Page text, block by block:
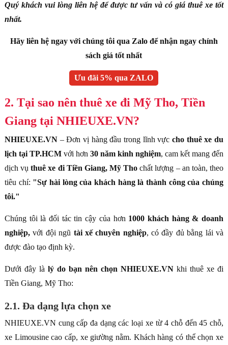
Quý khách vui lòng liên hệ để được tư vấn và có giá thuê xe tốt
nhất.
Hãy liên hệ ngay với chúng tôi qua Zalo để nhận ngay chính
sách giá tốt nhất
Ưu đãi 5% qua ZALO
2. Tại sao nên thuê xe đi Mỹ Tho, Tiền
Giang tại NHIEUXE.VN?
NHIEUXE.VN– Đơn vị hàng đầu trong lĩnh vựccho thuê xe du
lịch tại TP.HCMvới hơn 30 năm kinh nghiệm, cam kết mang đến
dịch vụthuê xe đi Tiền Giang, Mỹ Thochất lượng – an toàn, theo
tiêu chí: "Sự hài lòng của khách hàng là thành công của chúng
tôi."
Chúng tôi là đối tác tin cậy của hơn 1000 khách hàng & doanh
nghiệp,với đội ngũ tài xế chuyên nghiệp, có đầy đủ bằng lái và
được đào tạo định kỳ.
Dưới đây là lý do bạn nên chọn NHIEUXE.VN khi thuê xe đi
Tiền Giang, Mỹ Tho:
2.1. Đa dạng lựa chọn xe
NHIEUXE.VN cung cấp đa dạng các loại xe từ 4 chỗ đến 45 chỗ,
xe Limousine cao cấp, xe giường nằm. Khách hàng có thể chọn xe